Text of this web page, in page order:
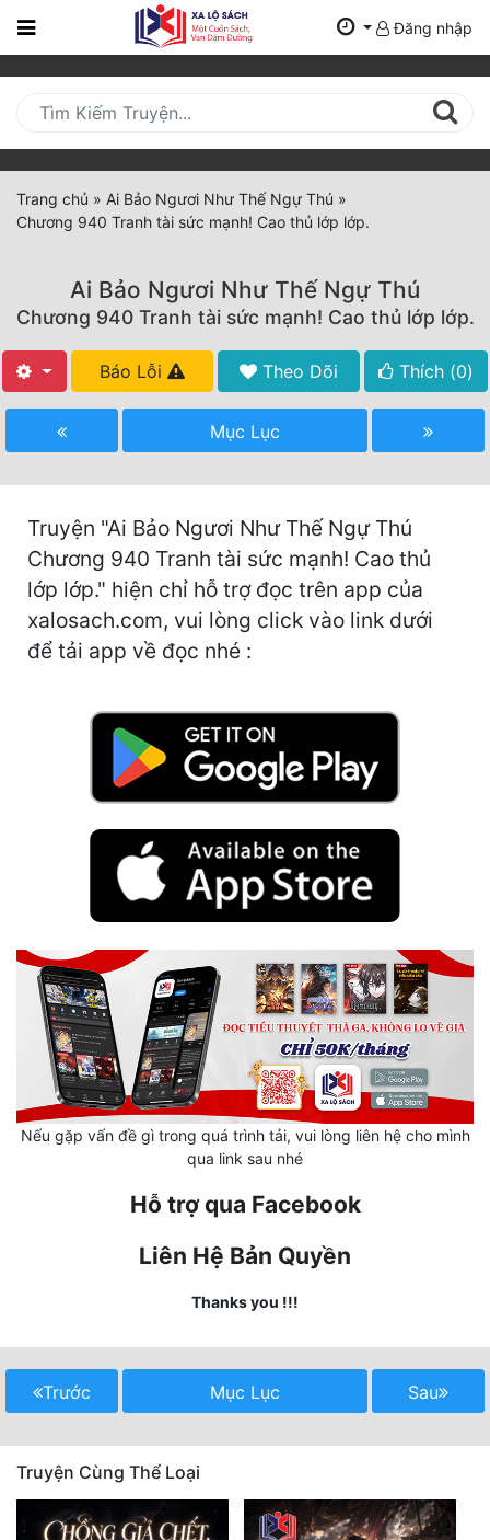
Trang
Mới
Cập
Nhật
(current)
Tất Cả
Hoàn Thành
Free
Hậu Cung
Truyện Convert
Truyện Dịch
Cổ Tiên Hiệp
Cổ Đại
Dị Giới
Huyền Huyễn
Huyền Nghi
Hài Hước
Hệ Thống
Đăng nhập
Trang chủ » Ai Bảo Ngươi Như Thế Ngự Thú »
Chương 940 Tranh tài sức mạnh! Cao thủ lớp lớp.
Ai Bảo Ngươi Như Thế Ngự Thú
Chương 940 Tranh tài sức mạnh! Cao thủ lớp lớp.
Báo Lỗi Theo Dõi Thích (0)
Mục Lục
Truyện "Ai Bảo Ngươi Như Thế Ngự Thú
Chương 940 Tranh tài sức mạnh! Cao thủ
lớp lớp." hiện chỉ hỗ trợ đọc trên app của
xalosach.com, vui lòng click vào link dưới
để tải app về đọc nhé :
Nếu gặp vấn đề gì trong quá trình tải, vui lòng liên hệ cho mình
qua link sau nhé
Hỗ trợ qua Facebook
Liên Hệ Bản Quyền
Thanks you !!!
Trước Mục Lục Sau
Truyện Cùng Thể Loại